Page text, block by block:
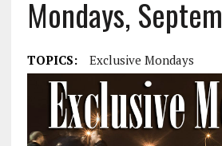
Mondays,
TOPICS: Exclusive Mondays